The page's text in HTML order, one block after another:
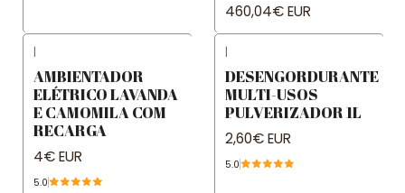
460,04€ EUR
|
AMBIENTADOR
ELÉTRICO LAVANDA
E CAMOMILA COM
RECARGA
4€ EUR
5.0
|
DESENGORDURANTE
MULTI-USOS
PULVERIZADOR 1L
2,60€ EUR
5.0